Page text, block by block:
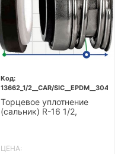
13662_1/2__CAR/SIC__EPDM__304
Торцевое уплотнение
(сальник) R-16 1/2,
ЦЕНА: